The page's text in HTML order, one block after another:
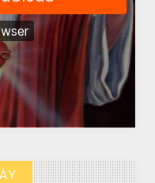
Tha Thu